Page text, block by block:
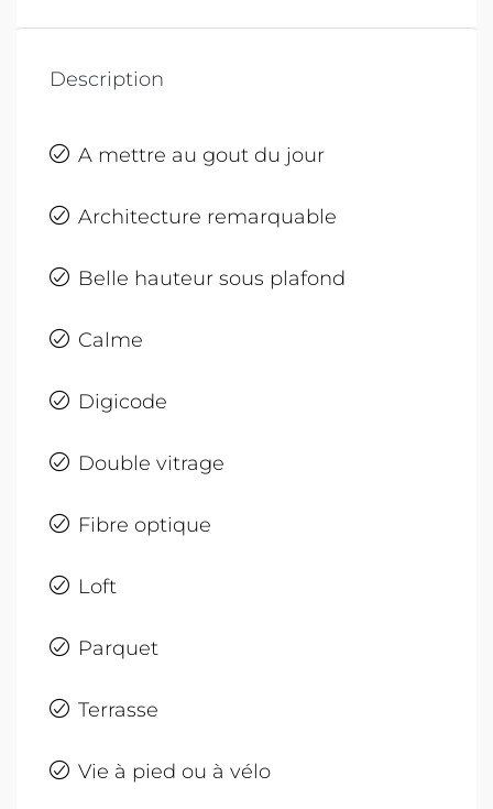
Description
A mettre au gout du jour
Architecture remarquable
Belle hauteur sous plafond
Calme
Digicode
Double vitrage
Fibre optique
Loft
Parquet
Terrasse
Vie à pied ou à vélo